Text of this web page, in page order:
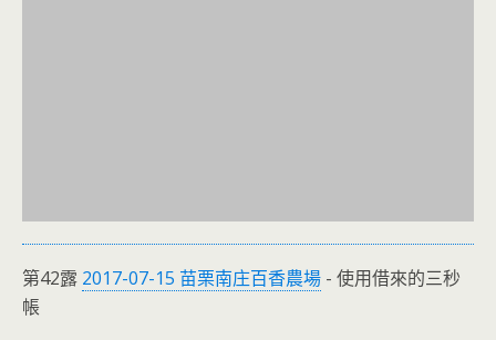
第42露 2017-07-15 苗栗南庄百香農場 - 使用借來的三秒
帳